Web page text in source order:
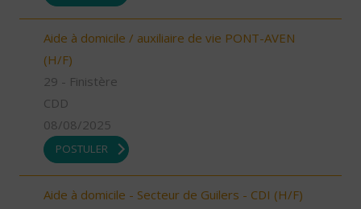
Aide à domicile / auxiliaire de vie PONT-AVEN
(H/F)
29 - Finistère
CDD
08/08/2025
POSTULER
Aide à domicile - Secteur de Guilers - CDI (H/F)